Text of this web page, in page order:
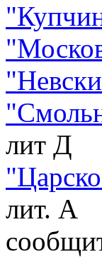
лит Д
лит. А